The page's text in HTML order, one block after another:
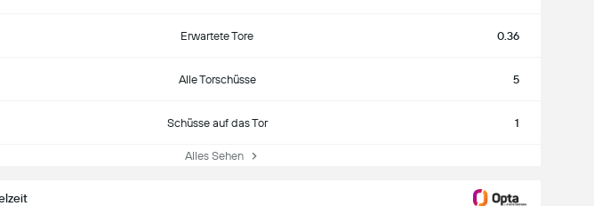
Erwartete Tore 0.36
Alle Torschüsse 5
Schüsse auf das Tor 1
Alles Sehen